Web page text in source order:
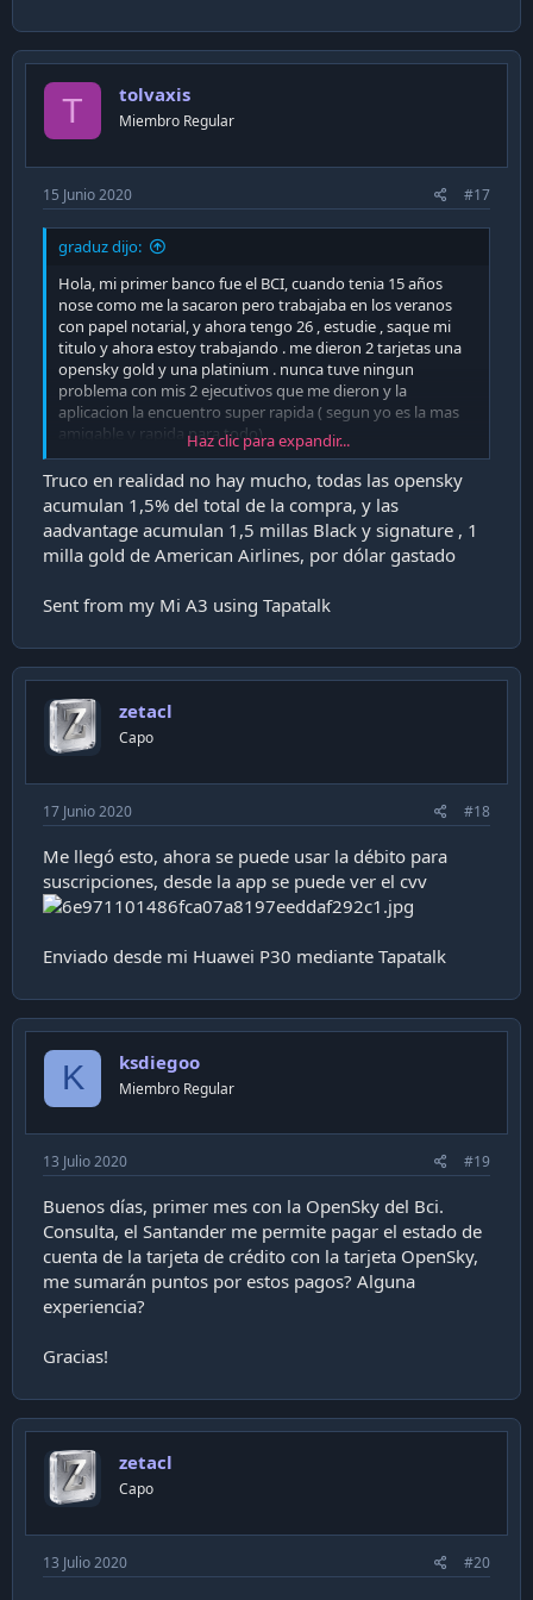
T tolvaxis
Miembro Regular
15 Junio 2020 #17
graduz dijo:
Hola, mi primer banco fue el BCI, cuando tenia 15 años
nose como me la sacaron pero trabajaba en los veranos
con papel notarial, y ahora tengo 26 , estudie , saque mi
titulo y ahora estoy trabajando . me dieron 2 tarjetas una
opensky gold y una platinium . nunca tuve ningun
problema con mis 2 ejecutivos que me dieron y la
aplicacion la encuentro super rapida ( segun yo es la mas
amigable y rapida para todo) .
Si alguien tiene algun truco o algo para los puntos o para
sacar alguna tarjeta especial sera de mucha ayuda
(No he investigado mucho sobre el mundo bancario xd )
Haz clic para expandir...
Truco en realidad no hay mucho, todas las opensky
acumulan 1,5% del total de la compra, y las
aadvantage acumulan 1,5 millas Black y signature , 1
milla gold de American Airlines, por dólar gastado
Sent from my Mi A3 using Tapatalk
zetacl
Capo
17 Junio 2020 #18
Me llegó esto, ahora se puede usar la débito para
suscripciones, desde la app se puede ver el cvv
Enviado desde mi Huawei P30 mediante Tapatalk
K ksdiegoo
Miembro Regular
13 Julio 2020 #19
Buenos días, primer mes con la OpenSky del Bci.
Consulta, el Santander me permite pagar el estado de
cuenta de la tarjeta de crédito con la tarjeta OpenSky,
me sumarán puntos por estos pagos? Alguna
experiencia?
Gracias!
zetacl
Capo
13 Julio 2020 #20